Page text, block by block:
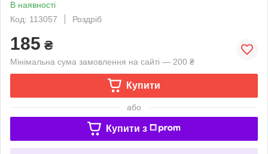
В наявності
Код: 113057
Роздріб
185 ₴
Мінімальна сума замовлення на сайті — 200 ₴
Купити
або
Купити з